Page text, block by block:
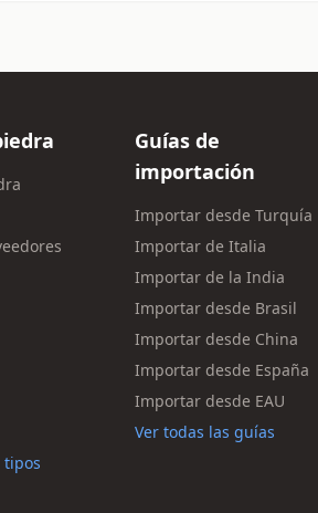
tipos
Guías de
importación
Importar desde Turquía
Importar de Italia
Importar de la India
Importar desde Brasil
Importar desde China
Importar desde España
Importar desde EAU
Ver todas las guías